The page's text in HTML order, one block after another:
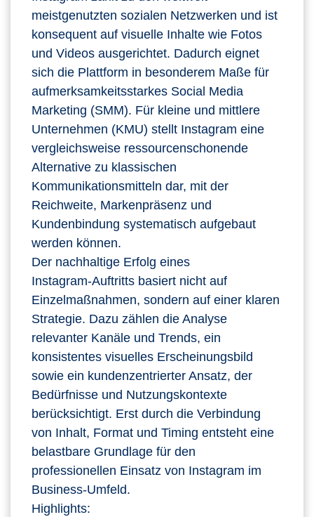
meistgenutzten sozialen Netzwerken und ist
konsequent auf visuelle Inhalte wie Fotos
und Videos ausgerichtet. Dadurch eignet
sich die Plattform in besonderem Maße für
aufmerksamkeitsstarkes Social Media
Marketing (SMM). Für kleine und mittlere
Unternehmen (KMU) stellt Instagram eine
vergleichsweise ressourcenschonende
Alternative zu klassischen
Kommunikationsmitteln dar, mit der
Reichweite, Markenpräsenz und
Kundenbindung systematisch aufgebaut
werden können.
Der nachhaltige Erfolg eines
Instagram‑Auftritts basiert nicht auf
Einzelmaßnahmen, sondern auf einer klaren
Strategie. Dazu zählen die Analyse
relevanter Kanäle und Trends, ein
konsistentes visuelles Erscheinungsbild
sowie ein kundenzentrierter Ansatz, der
Bedürfnisse und Nutzungskontexte
berücksichtigt. Erst durch die Verbindung
von Inhalt, Format und Timing entsteht eine
belastbare Grundlage für den
professionellen Einsatz von Instagram im
Business‑Umfeld.
Highlights: